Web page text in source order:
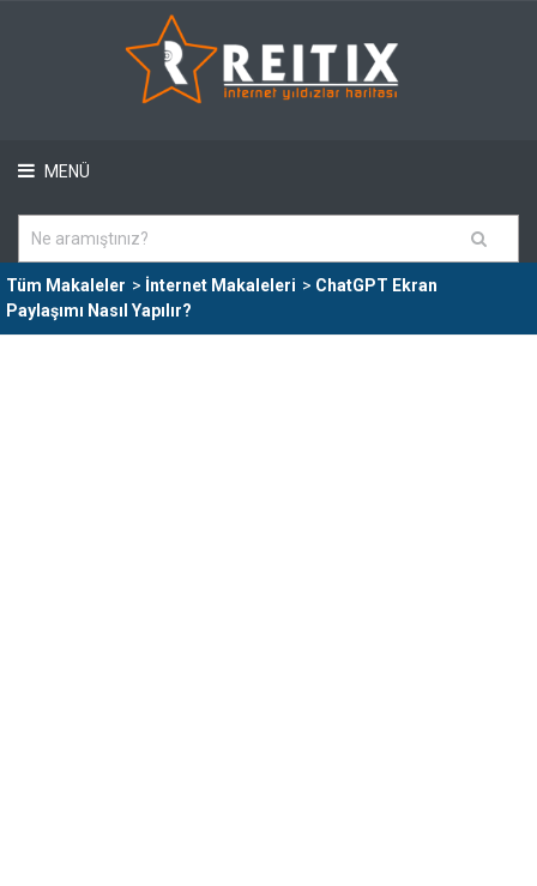
MENÜ
Tüm Makaleler > İnternet Makaleleri > ChatGPT Ekran
Paylaşımı Nasıl Yapılır?